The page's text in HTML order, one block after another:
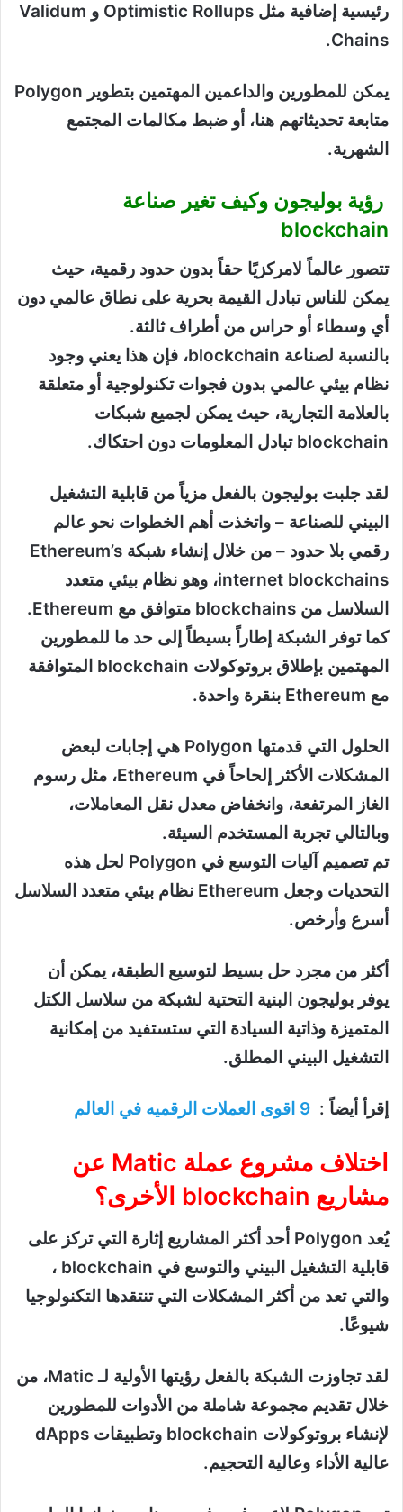
رئيسية إضافية مثل Optimistic Rollups و Validum
Chains.
يمكن للمطورين والداعمين المهتمين بتطوير Polygon
متابعة تحديثاتهم هنا، أو ضبط مكالمات المجتمع
الشهرية.
رؤية بوليجون وكيف تغير صناعة
blockchain
تتصور عالماً لامركزيًا حقاً بدون حدود رقمية، حيث
يمكن للناس تبادل القيمة بحرية على نطاق عالمي دون
أي وسطاء أو حراس من أطراف ثالثة.
بالنسبة لصناعة blockchain، فإن هذا يعني وجود
نظام بيئي عالمي بدون فجوات تكنولوجية أو متعلقة
بالعلامة التجارية، حيث يمكن لجميع شبكات
blockchain تبادل المعلومات دون احتكاك.
لقد جلبت بوليجون بالفعل مزياً من قابلية التشغيل
البيني للصناعة – واتخذت أهم الخطوات نحو عالم
رقمي بلا حدود – من خلال إنشاء شبكة Ethereum’s
internet blockchains، وهو نظام بيئي متعدد
السلاسل من blockchains متوافق مع Ethereum.
كما توفر الشبكة إطاراً بسيطاً إلى حد ما للمطورين
المهتمين بإطلاق بروتوكولات blockchain المتوافقة
مع Ethereum بنقرة واحدة.
الحلول التي قدمتها Polygon هي إجابات لبعض
المشكلات الأكثر إلحاحاً في Ethereum، مثل رسوم
الغاز المرتفعة، وانخفاض معدل نقل المعاملات،
وبالتالي تجربة المستخدم السيئة.
تم تصميم آليات التوسع في Polygon لحل هذه
التحديات وجعل Ethereum نظام بيئي متعدد السلاسل
أسرع وأرخص.
أكثر من مجرد حل بسيط لتوسيع الطبقة، يمكن أن
يوفر بوليجون البنية التحتية لشبكة من سلاسل الكتل
المتميزة وذاتية السيادة التي ستستفيد من إمكانية
التشغيل البيني المطلق.
إقرأ أيضاً : 9 اقوى العملات الرقميه في العالم
اختلاف مشروع عملة Matic عن
مشاريع blockchain الأخرى؟
يُعد Polygon أحد أكثر المشاريع إثارة التي تركز على
قابلية التشغيل البيني والتوسع في blockchain ،
والتي تعد من أكثر المشكلات التي تنتقدها التكنولوجيا
شيوعًا.
لقد تجاوزت الشبكة بالفعل رؤيتها الأولية لـ Matic، من
خلال تقديم مجموعة شاملة من الأدوات للمطورين
لإنشاء بروتوكولات blockchain وتطبيقات dApps
عالية الأداء وعالية التحجيم.